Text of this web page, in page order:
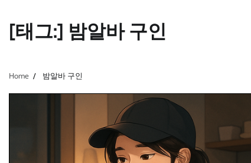
[태그:] 밤알바 구인
Home 밤알바 구인